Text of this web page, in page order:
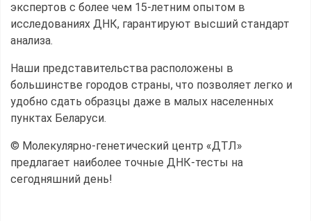
экспертов с более чем 15-летним опытом в
исследованиях ДНК, гарантируют высший стандарт
анализа.
Наши представительства расположены в
большинстве городов страны, что позволяет легко и
удобно сдать образцы даже в малых населенных
пунктах Беларуси.
© Молекулярно-генетический центр «ДТЛ»
предлагает наиболее точные ДНК-тесты на
сегодняшний день!